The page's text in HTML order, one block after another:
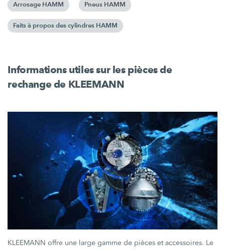
Arrosage HAMM Pneus HAMM
Faits à propos des cylindres HAMM
Informations utiles sur les pièces de
rechange de KLEEMANN
KLEEMANN offre une large gamme de pièces et accessoires. Le